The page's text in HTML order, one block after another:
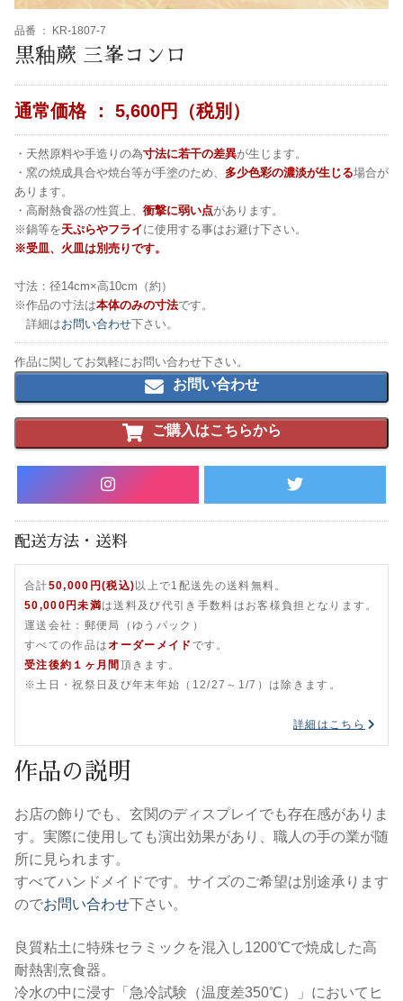
品番 ： KR-1807-7
黒釉蕨 三峯コンロ
通常価格 ： 5,600円（税別）
・天然原料や手造りの為寸法に若干の差異が生じます。
・窯の焼成具合や焼台等が手塗のため、 多少色彩の濃淡が生じる場合が
あります。
・高耐熱食器の性質上、 衝撃に弱い点があります。
※鍋等を天ぷらやフライに使用する事はお避け下さい。
※受皿、火皿は別売りです。
寸法：径14cm×高10cm（約）
※作品の寸法は本体のみの寸法です。
詳細はお問い合わせ下さい。
作品に関してお気軽にお問い合わせ下さい。
お問い合わせ
ご購入はこちらから
配送方法・送料
合計50,000円(税込) 以上で1配送先の送料無料。
50,000円未満は送料及び代引き手数料はお客様負担となります。
運送会社：郵便局（ゆうパック）
すべての作品はオーダーメイド です。
受注後約１ヶ月間 頂きます。
※土日・祝祭日及び年末年始（12/27～1/7）は除きます。
詳細はこちら
作品の説明
お店の飾りでも、玄関のディスプレイでも存在感がありま
す。実際に使用しても演出効果があり、職人の手の業が随
所に見られます。
すべてハンドメイドです。サイズのご希望は別途承ります
のでお問い合わせ下さい。
良質粘土に特殊セラミックを混入し1200℃で焼成した高
耐熱割烹食器。
冷水の中に浸す「急冷試験（温度差350℃）」においてヒ